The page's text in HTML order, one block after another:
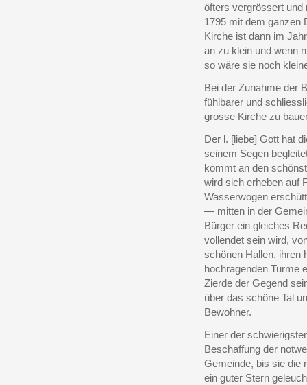
öfters vergrössert und
1795 mit dem ganzen
Kirche ist dann im
an zu klein und wenn
so wäre sie noch
Bei der Zunahme der
fühlbarer und
grosse Kirche zu
Der l. [liebe] Gott hat
seinem Segen
kommt an den
wird sich erheben auf
Wasserwogen
— mitten in der
Bürger ein gleiches
vollendet sein wird,
schönen Hallen, ihren
hochragenden Turme
Zierde der Gegend
über das schöne Tal
Bewohner.
Einer der
Beschaffung der
Gemeinde, bis sie die
ein guter Stern